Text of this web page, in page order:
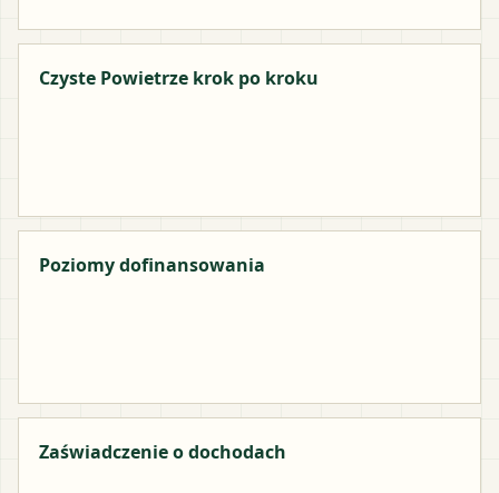
Czyste Powietrze krok po kroku
Poziomy dofinansowania
Zaświadczenie o dochodach